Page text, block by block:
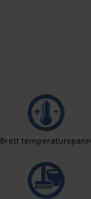
Brett temperaturspann